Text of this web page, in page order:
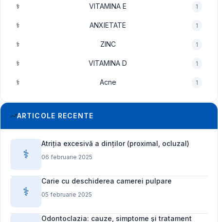
⚕️ VITAMINA E 1
⚕️ ANXIETATE 1
⚕️ ZINC 1
⚕️ VITAMINA D 1
⚕️ Acne 1
ARTICOLE RECENTE
⚕️
Atriția excesivă a dinților (proximal, ocluzal)
06 februarie 2025
⚕️
Carie cu deschiderea camerei pulpare
05 februarie 2025
Odontoclazia: cauze, simptome și tratament